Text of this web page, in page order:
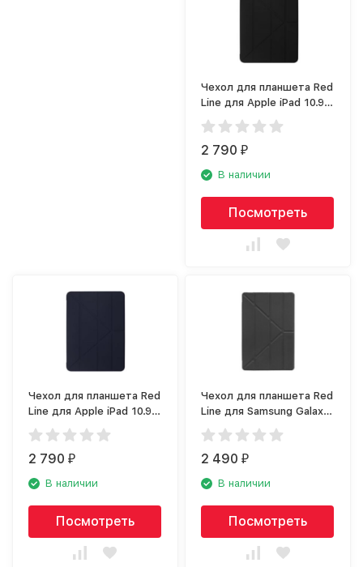
Чехол для планшета Red
Line для Apple iPad 10.9
(2020), чёрный
2 790₽
В наличии
Посмотреть
Чехол для планшета Red
Line для Apple iPad 10.9
(2020), синий
2 790₽
В наличии
Посмотреть
Чехол для планшета Red
Line для Samsung Galaxy
Tab S7 (2020), чёрный
2 490₽
В наличии
Посмотреть